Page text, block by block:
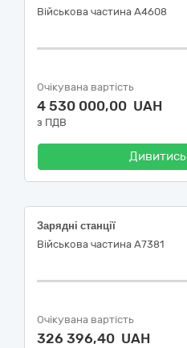
Військова частина А4608
Очікувана вартість
4 530 000,00 UAH
з ПДВ
Дивитись
Зарядні станції
Військова частина А7381
Очікувана вартість
326 396,40 UAH